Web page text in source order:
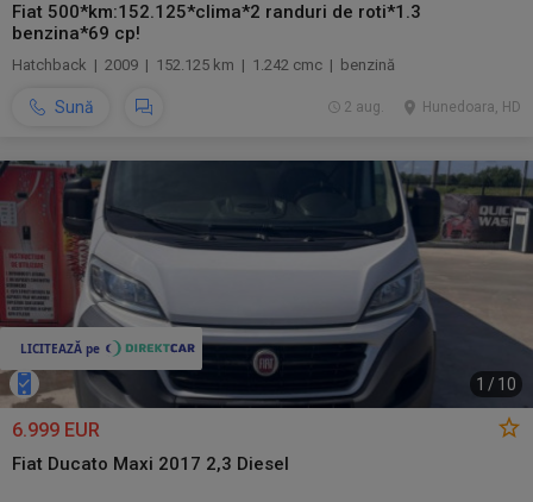
Fiat 500*km:152.125*clima*2 randuri de roti*1.3
benzina*69 cp!
Hatchback | 2009 | 152.125 km | 1.242 cmc | benzină
Sună Hunedoara, HD
2 aug.
1 / 10
6.999 EUR
Fiat Ducato Maxi 2017 2,3 Diesel